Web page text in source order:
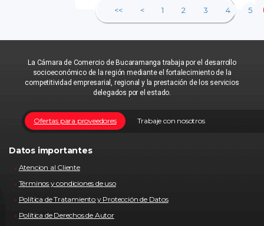
<< < 1 2 3 4 5
La Cámara de Comercio de Bucaramanga trabaja por el desarrollo
socioeconómico de la región mediante el fortalecimiento de la
competitividad empresarial, regional y la prestación de los servicios
delegados por el estado.
Trabaje con nosotros
Ofertas para proveedores
Datos importantes
Atencion al Cliente
Términos y condiciones de uso
Política de Tratamiento y Protección de Datos
Política de Derechos de Autor